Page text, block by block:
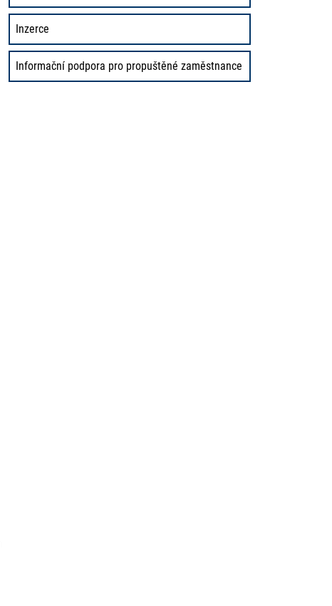
Inzerce
Informační podpora pro propuštěné zaměstnance